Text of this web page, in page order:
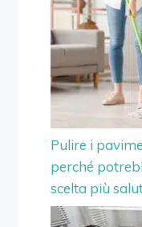
Pulire i
perché
scelta più